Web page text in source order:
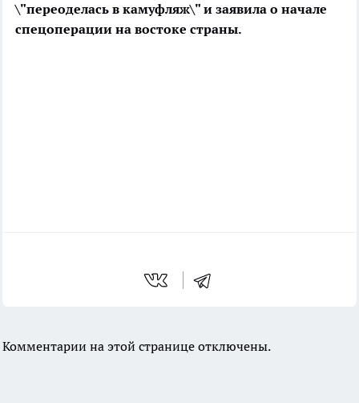
\"переоделась в камуфляж\" и заявила о начале
спецоперации на востоке страны.
Комментарии на этой странице отключены.